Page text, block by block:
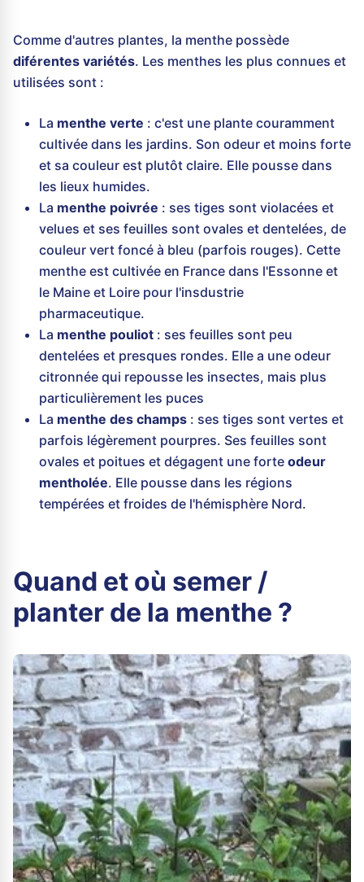
Comme d'autres plantes, la menthe possède
diférentes variétés. Les menthes les plus connues et
utilisées sont :
La menthe verte : c'est une plante couramment
cultivée dans les jardins. Son odeur et moins forte
et sa couleur est plutôt claire. Elle pousse dans
les lieux humides.
La menthe poivrée : ses tiges sont violacées et
velues et ses feuilles sont ovales et dentelées, de
couleur vert foncé à bleu (parfois rouges). Cette
menthe est cultivée en France dans l'Essonne et
le Maine et Loire pour l'insdustrie
pharmaceutique.
La menthe pouliot : ses feuilles sont peu
dentelées et presques rondes. Elle a une odeur
citronnée qui repousse les insectes, mais plus
particulièrement les puces
La menthe des champs : ses tiges sont vertes et
parfois légèrement pourpres. Ses feuilles sont
ovales et poitues et dégagent une forte odeur
mentholée. Elle pousse dans les régions
tempérées et froides de l'hémisphère Nord.
Quand et où semer /
planter de la menthe ?